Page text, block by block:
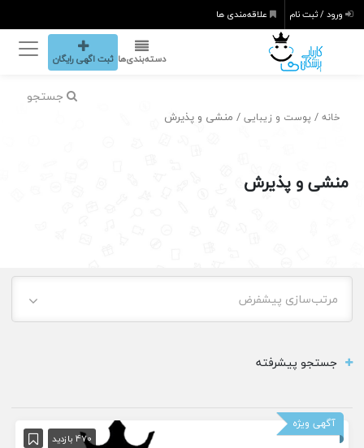
ورود / ثبت نام علاقه‌مندی ها
دسته‌بندی‌ها ثبت اگهی رایگان
جستجو
خانه / پوست و زیبایی / منشی و پذیرش
منشی و پذیرش
مرتب‌سازی پیشفرض
جستجو پیشرفته
آگهی ویژه
470 بازدید